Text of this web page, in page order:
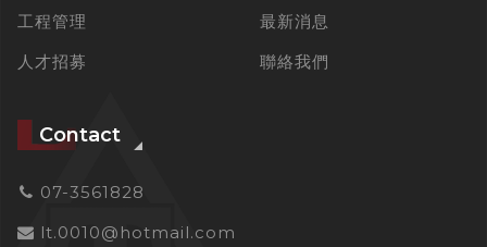
工程管理
最新消息
人才招募
聯絡我們
Contact
07-3561828
lt.0010@hotmail.com